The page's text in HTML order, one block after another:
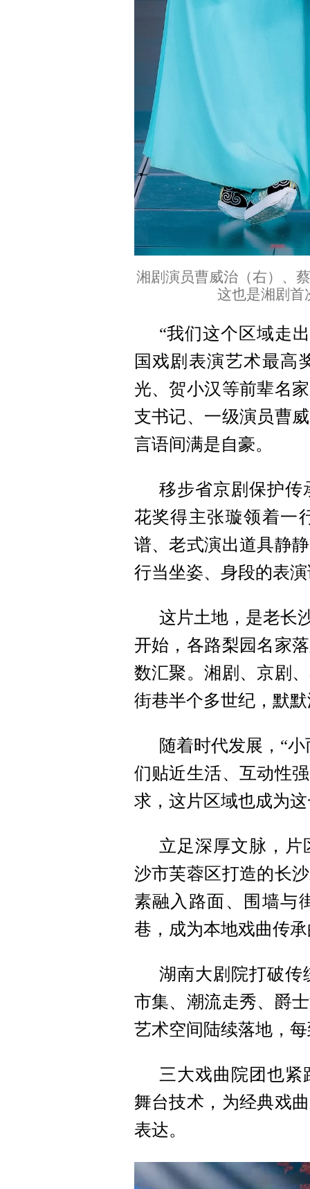
湘剧演员曹威治（右）、
这也是湘剧首
“我们这个区域走
国戏剧表演艺术最高
光、贺小汉等前辈名
支书记、一级演员曹
言语间满是自豪。
移步省京剧保护传
花奖得主张璇领着一
谱、老式演出道具静
行当坐姿、身段的表
这片土地，是老长
开始，各路梨园名家
数汇聚。湘剧、京剧
街巷半个多世纪，默
随着时代发展，“
们贴近生活、互动性
求，这片区域也成为
立足深厚文脉，
沙市芙蓉区打造的长
素融入路面、围墙与
巷，成为本地戏曲传
湖南大剧院打破传
市集、潮流走秀、爵
艺术空间陆续落地，
三大戏曲院团也
舞台技术，为经典戏
表达。